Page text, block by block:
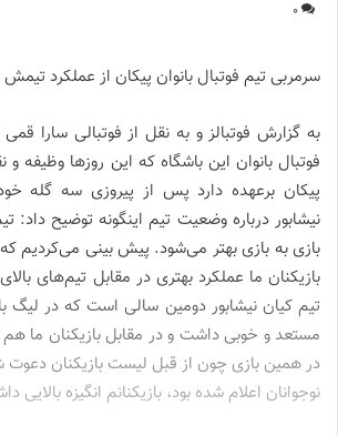
0
سرمربی تیم فوتبال بانوان پیکان از عملکرد
به گزارش فوتبالز و به نقل از فوتبالی سارا
فوتبال بانوان این باشگاه که این روزها
پیکان برعهده دارد پس از پیروزی سه گله
نیشابور درباره وضعیت تیم اینگونه توضیح
بازی به بازی بهتر می‌شود‌. پیش بینی می‌کردیم
بازیکنان ما عملکرد بهتری در مقابل تیم‌های
تیم کیان نیشابور دومین سالی است که در لیگ
مستعد و خوبی داشت و در مقابل بازیکنان ما هم
در همین بازی چون از قبل لیست بازیکنان دعوت
نوجوانان اعلام شده بود، بازیکنانم انگیزه بالایی